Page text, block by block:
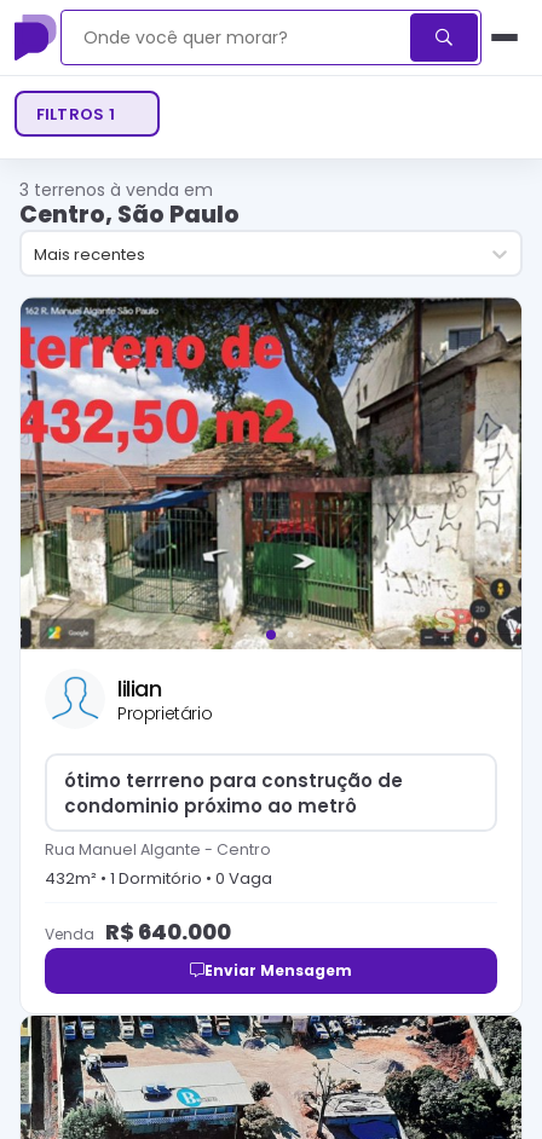
FILTROS 1
3 terrenos à venda em
Centro, São Paulo
Mais recentes
lilian
Proprietário
ótimo terrreno para construção de
condominio próximo ao metrô
Rua Manuel Algante - Centro
432m² • 1 Dormitório • 0 Vaga
Venda R$ 640.000
Enviar Mensagem